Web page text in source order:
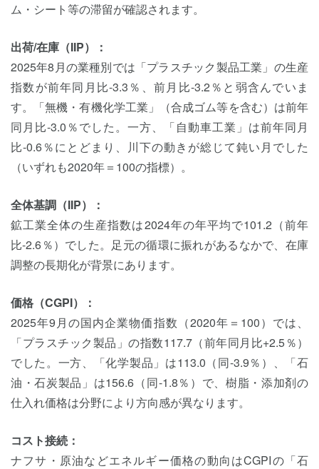
ム・シート等の滞留が確認されます。
出荷/在庫（IIP）：
2025年8月の業種別では「プラスチック製品工業」の生産
指数が前年同月比-3.3％、前月比-3.2％と弱含んでいま
す。「無機・有機化学工業」（合成ゴム等を含む）は前年
同月比-3.0％でした。一方、「自動車工業」は前年同月
比-0.6％にとどまり、川下の動きが総じて鈍い月でした
（いずれも2020年＝100の指標）。
全体基調（IIP）：
鉱工業全体の生産指数は2024年の年平均で101.2（前年
比-2.6％）でした。足元の循環に振れがあるなかで、在庫
調整の長期化が背景にあります。
価格（CGPI）：
2025年9月の国内企業物価指数（2020年＝100）では、
「プラスチック製品」の指数117.7（前年同月比+2.5％）
でした。一方、「化学製品」は113.0（同-3.9％）、「石
油・石炭製品」は156.6（同-1.8％）で、樹脂・添加剤の
仕入れ価格は分野により方向感が異なります。
コスト接続：
ナフサ・原油などエネルギー価格の動向はCGPIの「石